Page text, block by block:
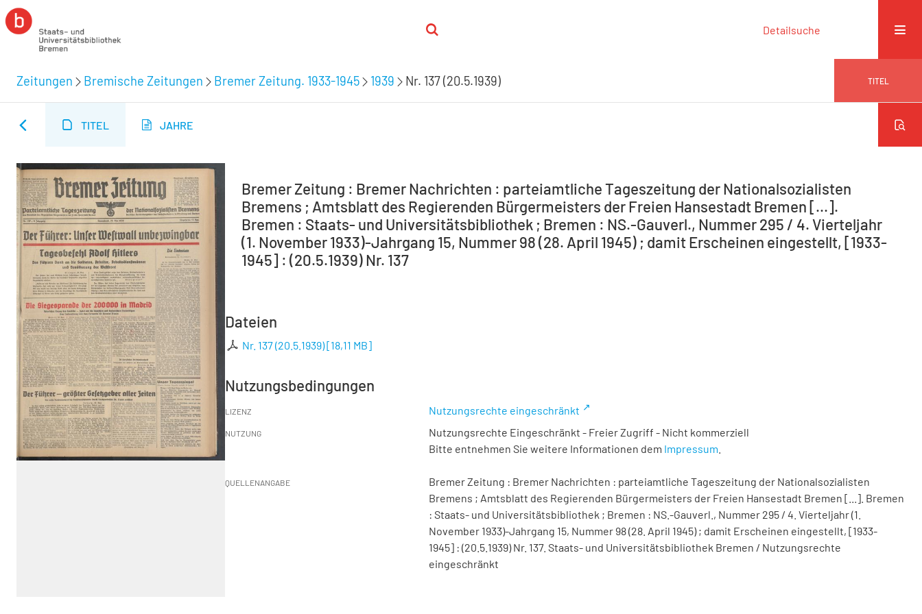
Detailsuche
Zeitungen Bremische Zeitungen Bremer Zeitung. 1933-1945 1939 Nr. 137 (20.5.1939) TITEL
TITEL JAHRE
Bremer Zeitung : Bremer Nachrichten : parteiamtliche Tageszeitung der Nationalsozialisten
Bremens ; Amtsblatt des Regierenden Bürgermeisters der Freien Hansestadt Bremen [...].
Bremen : Staats- und Universitätsbibliothek ; Bremen : NS.-Gauverl., Nummer 295 / 4. Vierteljahr
(1. November 1933)-Jahrgang 15, Nummer 98 (28. April 1945) ; damit Erscheinen eingestellt, [1933-
1945] : (20.5.1939) Nr. 137
Dateien
Nr. 137 (20.5.1939)[18,11 MB]
Nutzungsbedingungen
LIZENZ Nutzungsrechte eingeschränkt
NUTZUNG
Nutzungsrechte Eingeschränkt - Freier Zugriff - Nicht kommerziell
Bitte entnehmen Sie weitere Informationen dem Impressum
QUELLENANGABE
Bremer Zeitung : Bremer Nachrichten : parteiamtliche Tageszeitung der Nationalsozialisten
Bremens ; Amtsblatt des Regierenden Bürgermeisters der Freien Hansestadt Bremen [...]. Bremen
: Staats- und Universitätsbibliothek ; Bremen : NS.-Gauverl., Nummer 295 / 4. Vierteljahr (1.
November 1933)-Jahrgang 15, Nummer 98 (28. April 1945) ; damit Erscheinen eingestellt, [1933-
1945] : (20.5.1939) Nr. 137. Staats- und Universitätsbibliothek Bremen / Nutzungsrechte
eingeschränkt